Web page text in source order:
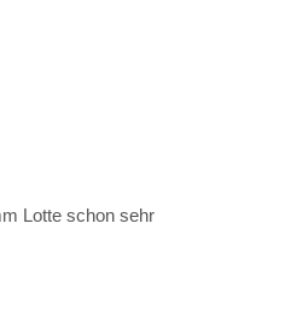
Lotte schon sehr